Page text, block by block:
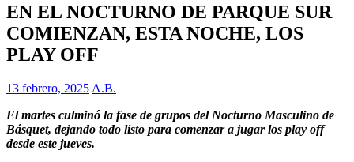
EN EL NOCTURNO DE PARQUE SUR
COMIENZAN, ESTA NOCHE, LOS
PLAY OFF
13 febrero, 2025 A.B.
El martes culminó la fase de grupos del Nocturno Masculino de
Básquet, dejando todo listo para comenzar a jugar los play off
desde este jueves.